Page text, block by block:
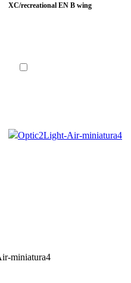
XC/recreational EN B wing